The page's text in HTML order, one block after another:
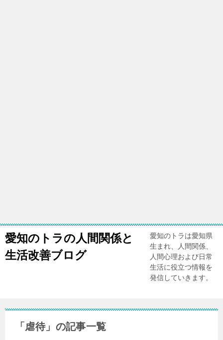
愛知のトラの人間関係と
生活改善ブログ
愛知のトラは愛知県
生まれ、人間関係、
人間心理および日常
生活に役立つ情報を
発信していきます。
「虐待」の記事一覧